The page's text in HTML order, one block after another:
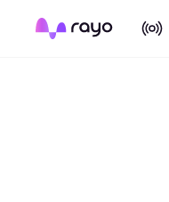
On Air